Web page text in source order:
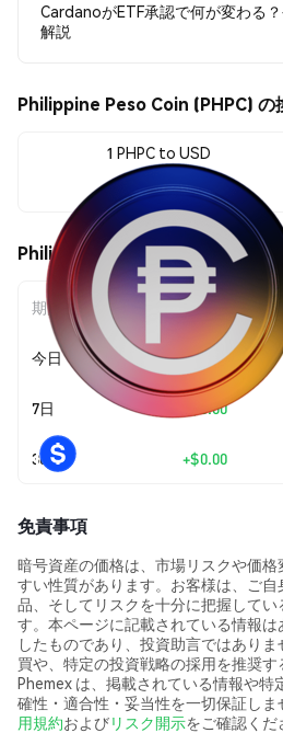
CardanoがETF承認で何が変わる
解説
Philippine Peso Coin (PHPC) の
1 PHPC to USD
$0.018552
Philippine Peso Coin (PHPC) の
期間 金額変動
今日 +$0.00
7日 $0.00
30日 +$0.00
免責事項
暗号資産の価格は、市場リスクや価
すい性質があります。お客様は、ご
品、そしてリスクを十分に把握して
す。本ページに記載されている情報
したものであり、投資助言ではあり
買や、特定の投資戦略の採用を推奨す
Phemex は、掲載されている情報や特
確性・適合性・妥当性を一切保証しま
用規約およびリスク開示をご確認くだ